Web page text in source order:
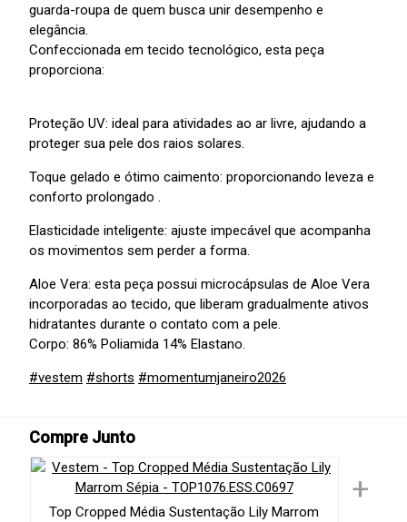
guarda-roupa de quem busca unir desempenho e
elegância.
Confeccionada em tecido tecnológico, esta peça
proporciona:
Proteção UV: ideal para atividades ao ar livre, ajudando a
proteger sua pele dos raios solares.
Toque gelado e ótimo caimento: proporcionando leveza e
conforto prolongado .
Elasticidade inteligente: ajuste impecável que acompanha
os movimentos sem perder a forma.
Aloe Vera: esta peça possui microcápsulas de Aloe Vera
incorporadas ao tecido, que liberam gradualmente ativos
hidratantes durante o contato com a pele.
Corpo: 86% Poliamida 14% Elastano.
#vestem #shorts #momentumjaneiro2026
Compre Junto
Top Cropped Média Sustentação Lily Marrom
+